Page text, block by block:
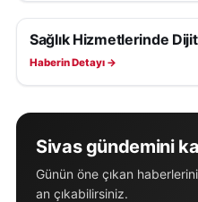
SAĞLIK
Sağlık Hizmetlerinde
Haberin Detayı →
Sivas gündemini
Günün öne çıkan
an çıkabilirsiniz.